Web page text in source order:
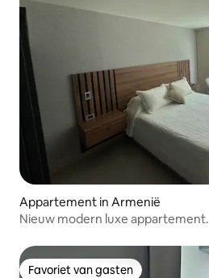
Appartement in Armenië
Nieuw modern luxe appartement.
Favoriet van gasten